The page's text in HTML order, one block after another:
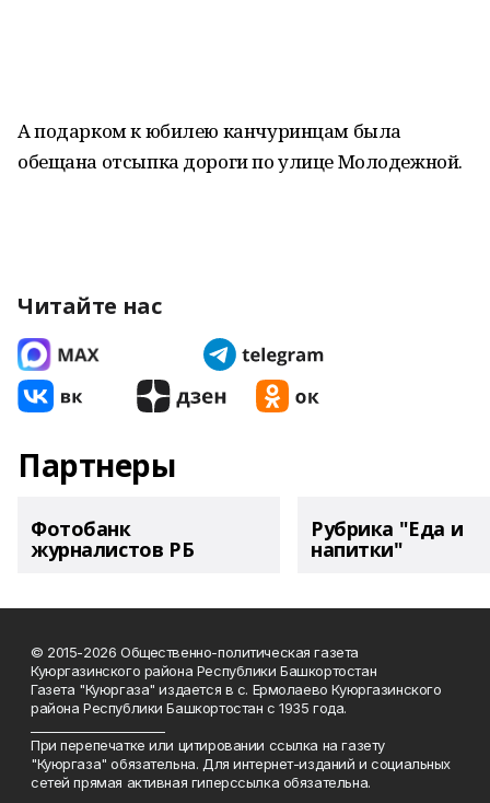
А подарком к юбилею канчуринцам была
обещана отсыпка дороги по улице Молодежной.
Читайте нас
Партнеры
Фотобанк
журналистов РБ
Рубрика "Еда и
напитки"
© 2015-2026 Общественно-политическая газета
Куюргазинского района Республики Башкортостан
Газета "Куюргаза" издается в с. Ермолаево Куюргазинского
района Республики Башкортостан с 1935 года.
При перепечатке или цитировании ссылка на газету
"Куюргаза" обязательна. Для интернет-изданий и социальных
сетей прямая активная гиперссылка обязательна.